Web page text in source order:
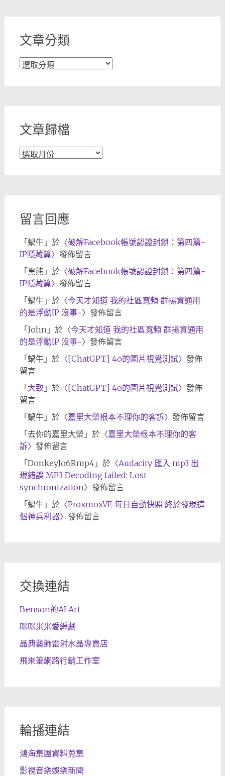
文章分類
文
文章歸檔
文
留言回應
「蝸牛」於〈破解Facebook帳號認證封鎖：第四篇-
IP隱藏篇〉發佈留言
「黑熊 」於〈破解Facebook帳號認證封鎖：第四篇-
IP隱藏篇〉發佈留言
「蝸牛」於〈今天才知道 我的社區寬頻 群揚資通用
的是浮動IP 沒事~〉發佈留言
「John 」於〈今天才知道 我的社區寬頻 群揚資通用
的是浮動IP 沒事~〉發佈留言
「蝸牛」於〈[ChatGPT] 4o的圖片視覺測試〉發佈
留言
「大致 」於〈[ChatGPT] 4o的圖片視覺測試〉發佈
留言
「蝸牛」於〈嘉里大榮根本不理你的客訴〉發佈留言
「去你的嘉里大榮 」於〈嘉里大榮根本不理你的客
訴〉發佈留言
「DonkeyJo6Rmp4」於〈Audacity 匯入 mp3 出
現錯誤 MP3 Decoding failed: Lost
synchronization〉發佈留言
「蝸牛」於〈ProxmoxVE 每日自動快照 終於發現這
個神兵利器〉發佈留言
交換連結
Benson的AI Art
咪咪米米愛編劇
晶典藝飾雷射水晶專賣店
飛來筆網路行銷工作室
輪播連結
鴻海集團資料蒐集
影視音樂娛樂新聞